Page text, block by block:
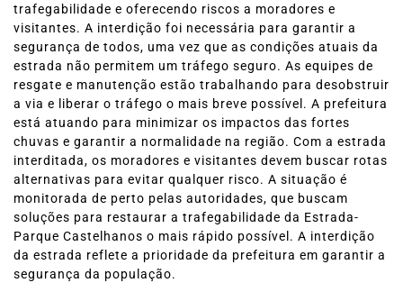
trafegabilidade e oferecendo riscos a moradores e
visitantes. A interdição foi necessária para garantir a
segurança de todos, uma vez que as condições atuais da
estrada não permitem um tráfego seguro. As equipes de
resgate e manutenção estão trabalhando para desobstruir
a via e liberar o tráfego o mais breve possível. A prefeitura
está atuando para minimizar os impactos das fortes
chuvas e garantir a normalidade na região. Com a estrada
interditada, os moradores e visitantes devem buscar rotas
alternativas para evitar qualquer risco. A situação é
monitorada de perto pelas autoridades, que buscam
soluções para restaurar a trafegabilidade da Estrada-
Parque Castelhanos o mais rápido possível. A interdição
da estrada reflete a prioridade da prefeitura em garantir a
segurança da população.